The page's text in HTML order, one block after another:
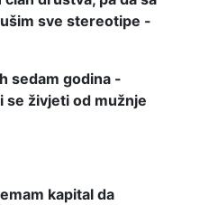
sve stereotipe -
sedam godina -
se živjeti od mužnje
kapital da